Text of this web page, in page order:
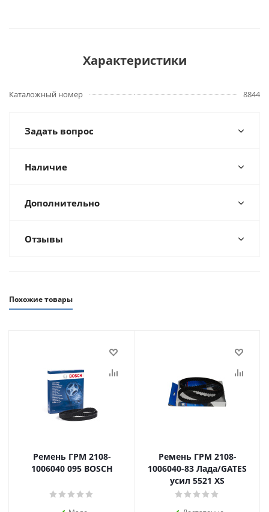
Характеристики
Каталожный номер 8844
Задать вопрос
Наличие
Дополнительно
Отзывы
Похожие товары
Ремень ГРМ 2108-
1006040 095 BOSCH
Ремень ГРМ 2108-
1006040-83 Лада/GATES
усил 5521 XS